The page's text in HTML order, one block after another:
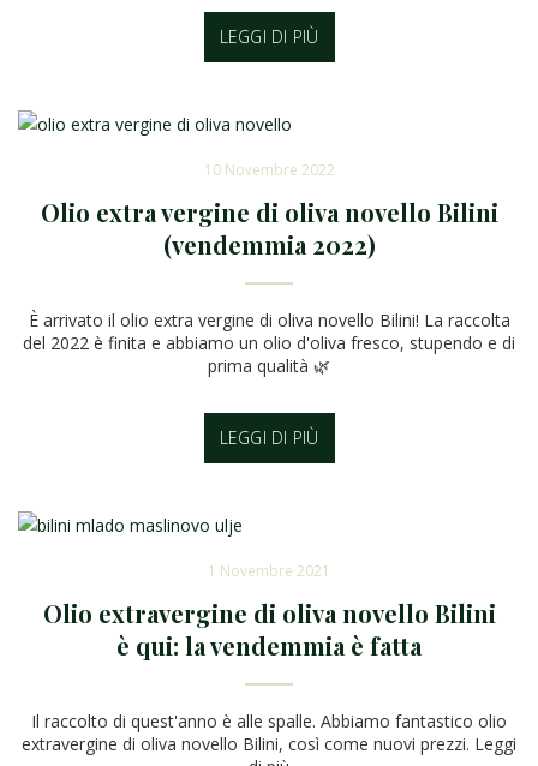
LEGGI DI PIÙ
10 Novembre 2022
Olio extra vergine di oliva novello Bilini
(vendemmia 2022)
È arrivato il olio extra vergine di oliva novello Bilini! La raccolta
del 2022 è finita e abbiamo un olio d'oliva fresco, stupendo e di
prima qualità 🌿
LEGGI DI PIÙ
1 Novembre 2021
Olio extravergine di oliva novello Bilini
è qui: la vendemmia è fatta
Il raccolto di quest'anno è alle spalle. Abbiamo fantastico olio
extravergine di oliva novello Bilini, così come nuovi prezzi. Leggi